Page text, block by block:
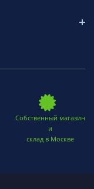
Собственный магазин
и
склад в Москве